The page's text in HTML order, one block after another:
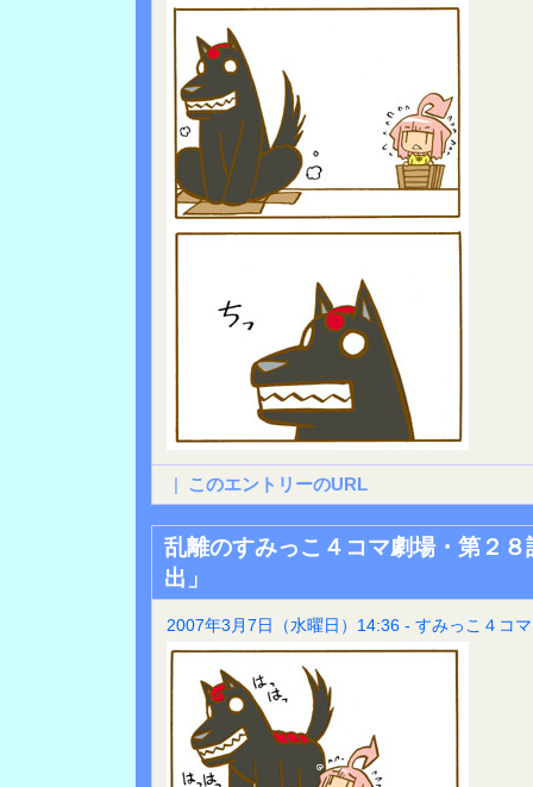
| このエントリーのURL
乱離のすみっこ４コマ劇場・第２
出」
2007年3月7日（水曜日）14:36 - すみっこ４コマ